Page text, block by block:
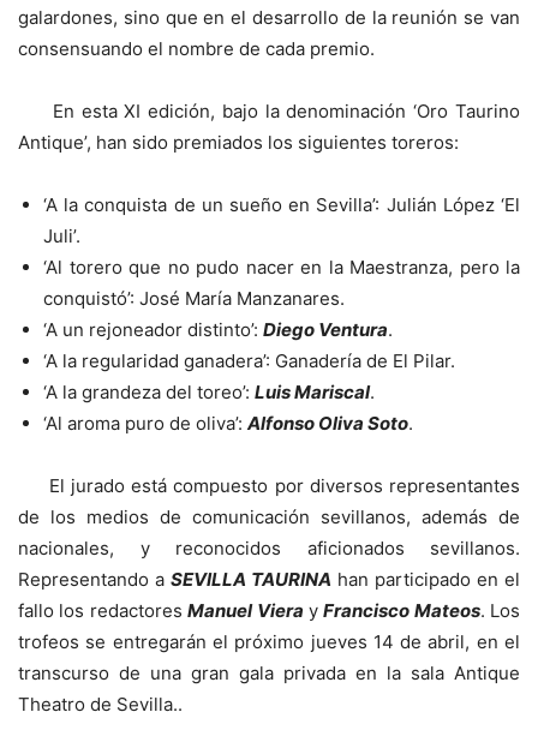
galardones, sino que en el desarrollo de la reunión se van
consensuando el nombre de cada premio.
En esta XI edición, bajo la denominación ‘Oro Taurino
Antique’, han sido premiados los siguientes toreros:
‘A la conquista de un sueño en Sevilla’: Julián López ‘El
Juli’.
‘Al torero que no pudo nacer en la Maestranza, pero la
conquistó’: José María Manzanares.
‘A un rejoneador distinto’: Diego Ventura.
‘A la regularidad ganadera’: Ganadería de El Pilar.
‘A la grandeza del toreo’: Luis Mariscal.
‘Al aroma puro de oliva’: Alfonso Oliva Soto.
El jurado está compuesto por diversos representantes
de los medios de comunicación sevillanos, además de
nacionales, y reconocidos aficionados sevillanos.
Representando a SEVILLA TAURINA han participado en el
fallo los redactoresManuel Viera yFrancisco Mateos. Los
trofeos se entregarán el próximo jueves 14 de abril, en el
transcurso de una gran gala privada en la sala Antique
Theatro de Sevilla..